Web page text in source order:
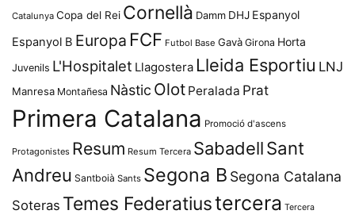
Catalunya Copa del Rei Cornellà Damm DHJ Espanyol
Espanyol B Europa FCF Futbol Base Gavà Girona Horta
Juvenils L'Hospitalet Llagostera Lleida Esportiu LNJ
Manresa Montañesa Nàstic Olot Peralada Prat
Primera Catalana Promoció d'ascens
Protagonistes Resum Resum Tercera SabadellSant
Andreu Santboià Sants Segona B Segona Catalana
Soteras Temes Federatiustercera Tercera